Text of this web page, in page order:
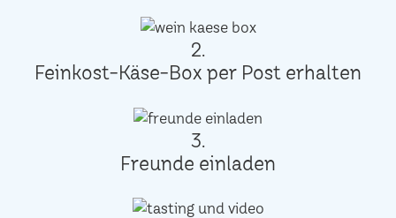
2.
Feinkost-Käse-Box per Post erhalten
3.
Freunde einladen